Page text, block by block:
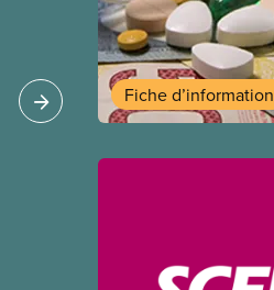
Fiche d’information